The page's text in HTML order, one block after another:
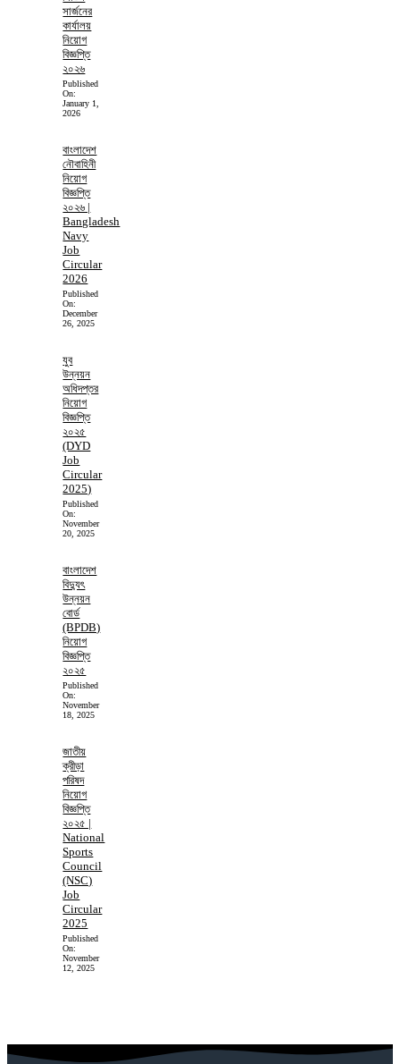
সার্জনের
কার্যালয়
নিয়োগ
বিজ্ঞপ্তি
২০২৬
Published
On:
January 1,
2026
বাংলাদেশ
নৌবাহিনী
নিয়োগ
বিজ্ঞপ্তি
২০২৬ |
Bangladesh
Navy
Job
Circular
2026
Published
On:
December
26, 2025
যুব
উন্নয়ন
অধিদপ্তর
নিয়োগ
বিজ্ঞপ্তি
২০২৫
(DYD
Job
Circular
2025)
Published
On:
November
20, 2025
বাংলাদেশ
বিদ্যুৎ
উন্নয়ন
বোর্ড
(BPDB)
নিয়োগ
বিজ্ঞপ্তি
২০২৫
Published
On:
November
18, 2025
জাতীয়
ক্রীড়া
পরিষদ
নিয়োগ
বিজ্ঞপ্তি
২০২৫ |
National
Sports
Council
(NSC)
Job
Circular
2025
Published
On:
November
12, 2025